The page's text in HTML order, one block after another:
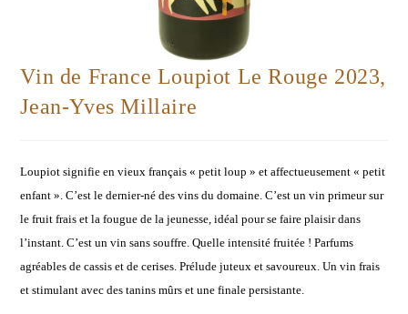
Vin de France Loupiot Le Rouge 2023,
Jean-Yves Millaire
Loupiot signifie en vieux français « petit loup » et affectueusement « petit
enfant ». C’est le dernier-né des vins du domaine. C’est un vin primeur sur
le fruit frais et la fougue de la jeunesse, idéal pour se faire plaisir dans
l’instant. C’est un vin sans souffre. Quelle intensité fruitée ! Parfums
agréables de cassis et de cerises. Prélude juteux et savoureux. Un vin frais
et stimulant avec des tanins mûrs et une finale persistante.